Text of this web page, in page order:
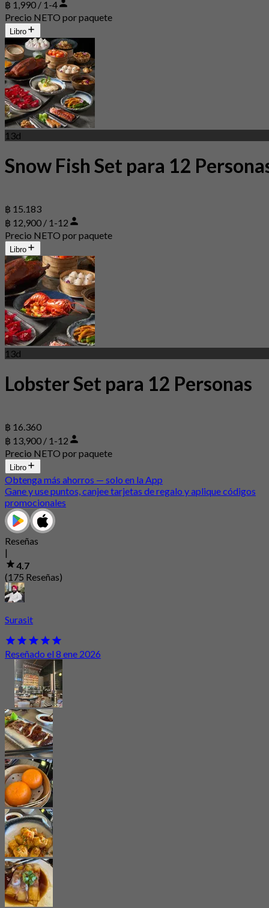
฿ 1,990 / 1-4
Precio NETO por paquete
Libro
13d
Snow Fish Set para 12
฿ 15.183
฿ 12,900 / 1-12
Precio NETO por paquete
Libro
13d
Lobster Set para 12 Personas
฿ 16.360
฿ 13,900 / 1-12
Precio NETO por paquete
Libro
Obtenga más ahorros — solo en la App
Gane y use puntos, canjee tarjetas de regalo y aplique códigos
promocionales
Reseñas
|
4.7
(175 Reseñas)
Surasit
Reseñado el 8 ene 2026